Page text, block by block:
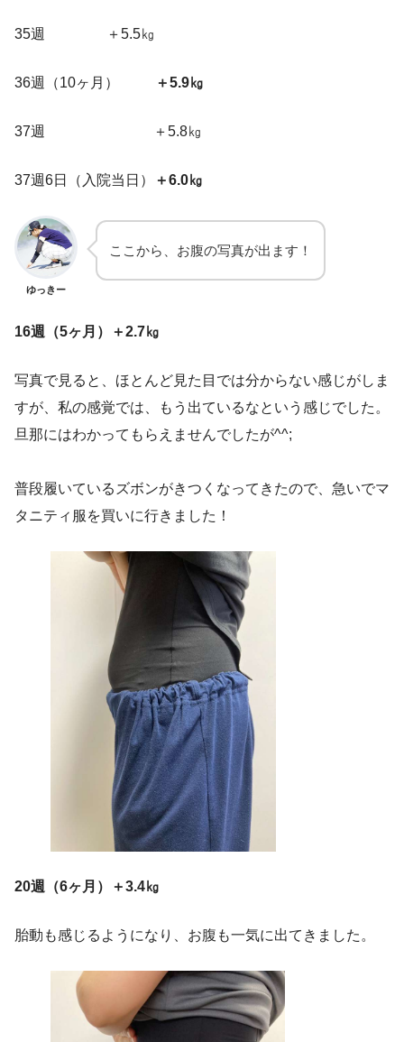
35週 ＋5.5㎏
36週（10ヶ月） ＋5.9㎏
37週 ＋5.8㎏
37週6日（入院当日） ＋6.0㎏
ゆっきー
ここから、お腹の写真が出ます！
16週（5ヶ月）＋2.7㎏
写真で見ると、ほとんど見た目では分からない感じがしま
すが、私の感覚では、もう出ているなという感じでした。
旦那にはわかってもらえませんでしたが^^;
普段履いているズボンがきつくなってきたので、急いでマ
タニティ服を買いに行きました！
20週（6ヶ月）＋3.4㎏
胎動も感じるようになり、お腹も一気に出てきました。